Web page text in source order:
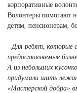
корпоративные
Волонтеры помогают
детям, пенсионерам,
- Для ребят, которые
предоставляемые
А из небольших
придумали шить
«Мастерской добра»